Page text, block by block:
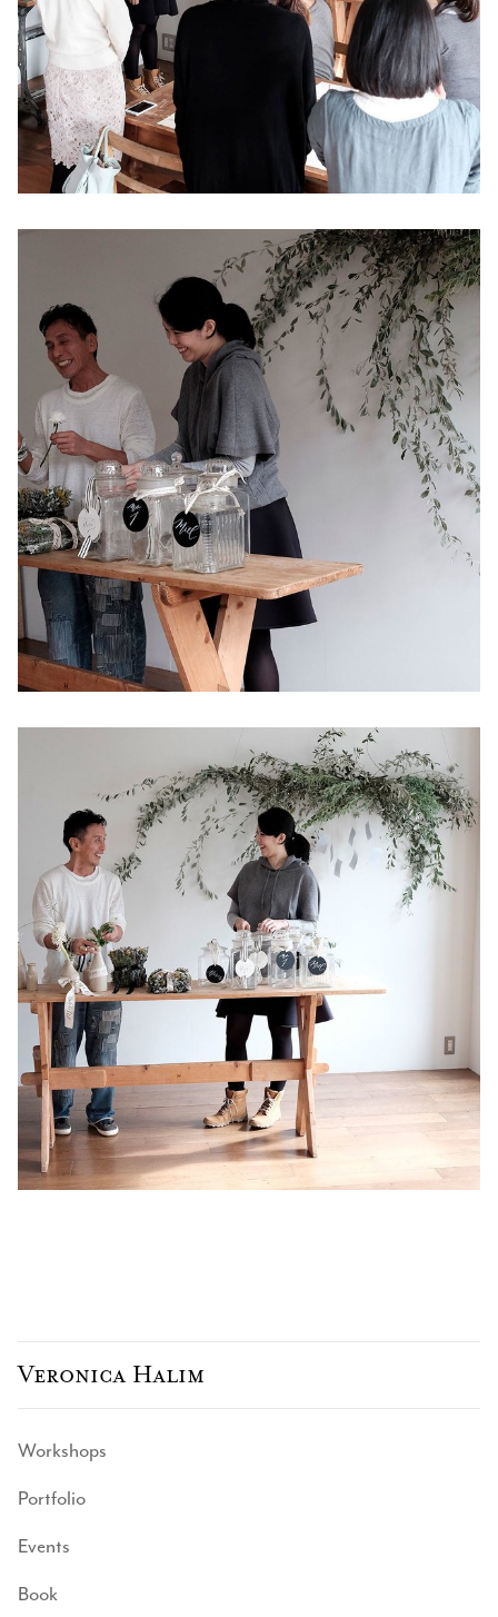
Veronica Halim
Workshops
Portfolio
Events
Book